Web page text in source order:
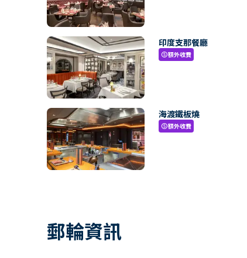
印度支那餐廳
paid額外收費
海渡鐵板燒
paid額外收費
郵輪資訊